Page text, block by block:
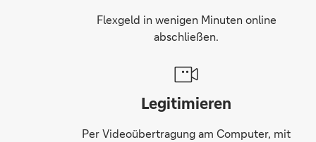
Flexgeld in wenigen Minuten online
abschließen.
Legitimieren
Per Videoübertragung am Computer, mit